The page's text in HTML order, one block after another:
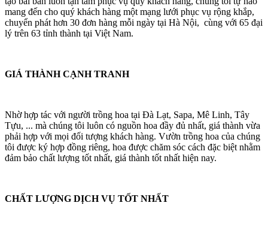
mang đến cho quý khách hàng một mạng lưới phục vụ rộng khắp,
chuyển phát hơn 30 đơn hàng mỗi ngày tại Hà Nội, cùng với 65 đại
lý trên 63 tỉnh thành tại Việt Nam.
GIÁ THÀNH CẠNH TRANH
Nhờ hợp tác với người trồng hoa tại Đà Lạt, Sapa, Mê Linh, Tây
Tựu, ... mà chúng tôi luôn có nguồn hoa đầy đủ nhất, giá thành vừa
phải hợp với mọi đối tượng khách hàng. Vườn trồng hoa của chúng
tôi được ký hợp đồng riêng, hoa được chăm sóc cách đặc biệt nhằm
đảm bảo chất lượng tốt nhất, giá thành tốt nhất hiện nay.
CHẤT LƯỢNG DỊCH VỤ TỐT NHẤT